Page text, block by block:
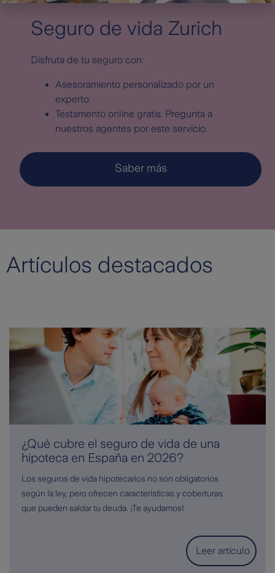
Seguro de vida Zurich
Disfruta de tu seguro con:
Asesoramiento personalizado por un
experto.
Testamento online gratis. Pregunta a
nuestros agentes por este servicio.
Saber más
Artículos destacados
¿Qué cubre el seguro de vida de una
hipoteca en España en 2026?
Los seguros de vida hipotecarios no son obligatorios
según la ley, pero ofrecen características y coberturas
que pueden saldar tu deuda. ¡Te ayudamos!
Leer artículo